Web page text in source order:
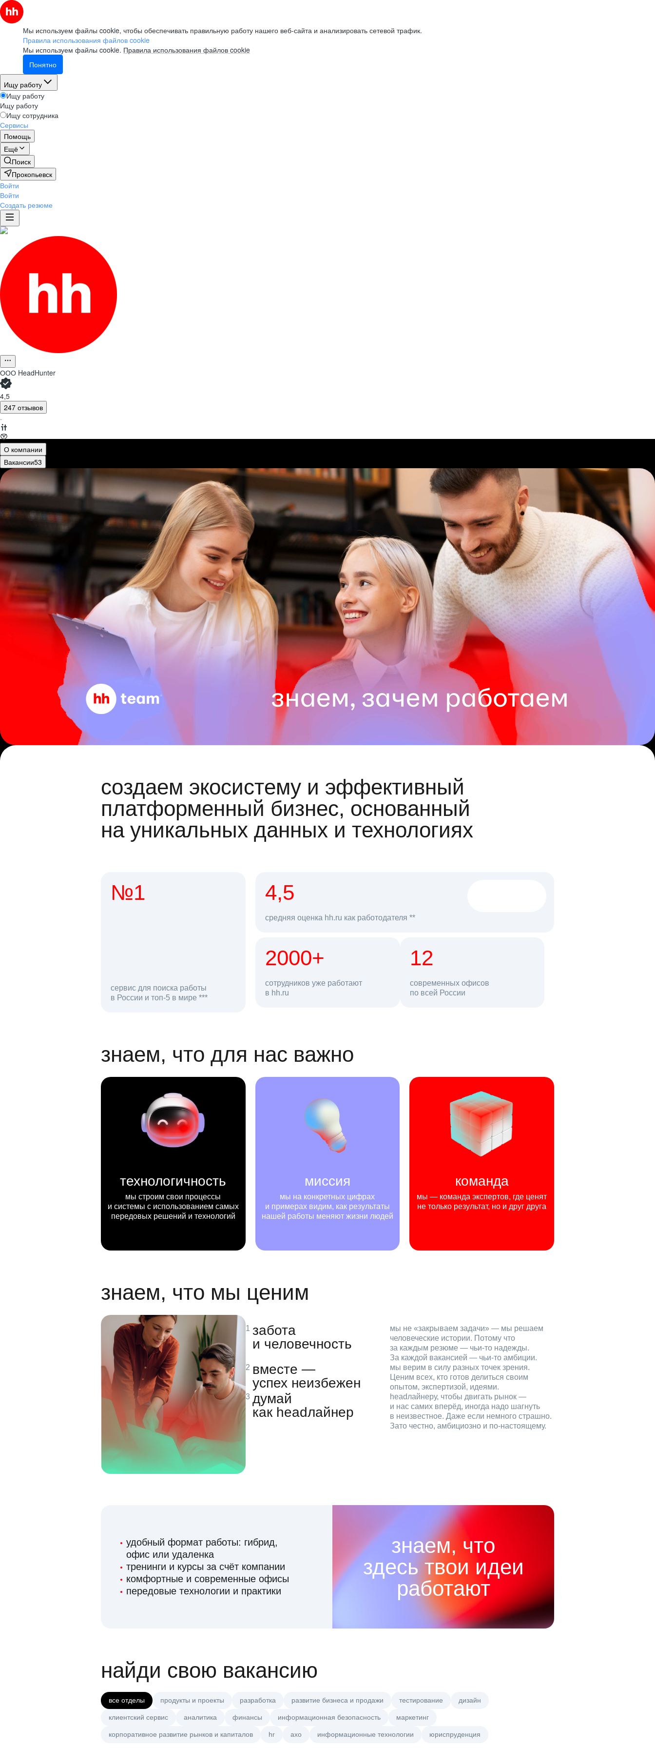
Мы используем файлы cookie, чтобы обеспечивать правильную работу нашего веб-сайта и анализировать сетевой трафик.
Правила использования файлов cookie
Мы используем файлы cookie. Правила использования файлов cookie
Понятно
Ищу работу
Ищу работу
Ищу работу
Ищу сотрудника
Сервисы
Помощь
Ещё
Поиск
Прокопьевск
Войти
Войти
Создать резюме
ООО HeadHunter
4,5
247 отзывов
·
О компании
Вакансии53
создаем экосистему и эффективный
платформенный бизнес, основанный
на уникальных данных и технологиях
№1
сервис для поиска работы
в России и топ-5 в мире ***
откликов на вакансии
4,5
средняя оценка hh.ru как работодателя **
2000+
сотрудников уже работают
в hh.ru
68 млн 12
современных офисов
по всей Россиипользователей в день
знаем, что для нас важно
технологичность
мы строим свои процессы
и системы с использованием самых
передовых решений и технологий
миссия
мы на конкретных цифрах
и примерах видим, как результаты
нашей работы меняют жизни людей
команда
мы — команда экспертов, где ценят
не только результат, но и друг друга
знаем, что мы ценим
забота
и человечность
мы не «закрываем задачи» — мы решаем
человеческие истории. Потому что
за каждым резюме — чьи‑то надежды.
За каждой вакансией — чьи‑то амбиции.
вместе —
успех неизбежен
мы верим в силу разных точек зрения.
Ценим всех, кто готов делиться своим
опытом, экспертизой, идеями.
думай
как headлайнер
headлайнеру, чтобы двигать рынок —
и нас самих вперёд, иногда надо шагнуть
в неизвестное. Даже если немного страшно.
Зато честно, амбициозно и по‑настоящему.
удобный формат работы: гибрид,
офис или удаленка
тренинги и курсы за счёт компании
комфортные и современные офисы
передовые технологии и практики
знаем, что
здесь твои идеи
работают
найди свою вакансию
все отделы продукты и проекты разработка развитие бизнеса и продажи тестирование дизайн
клиентский сервис аналитика финансы информационная безопасность маркетинг
корпоративное развитие рынков и капиталов hr axo информационные технологии юриспруденция